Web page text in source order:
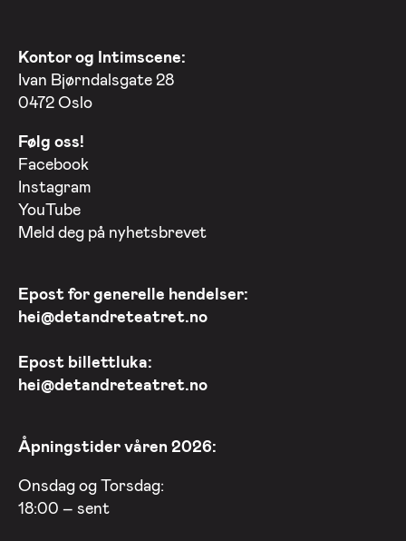
Kontor og Intimscene:
Ivan Bjørndalsgate 28
0472 Oslo
Følg oss!
Facebook
Instagram
YouTube
Meld deg på nyhetsbrevet
Epost for generelle hendelser:
hei@detandreteatret.no
Epost billettluka:
hei@detandreteatret.no
Åpningstider våren 2026:
Onsdag og Torsdag:
18:00 – sent